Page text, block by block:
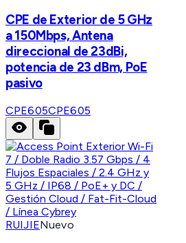
CPE de Exterior de 5 GHz
a 150Mbps, Antena
direccional de 23dBi,
potencia de 23 dBm, PoE
pasivo
CPE605CPE605
RUIJIENuevo